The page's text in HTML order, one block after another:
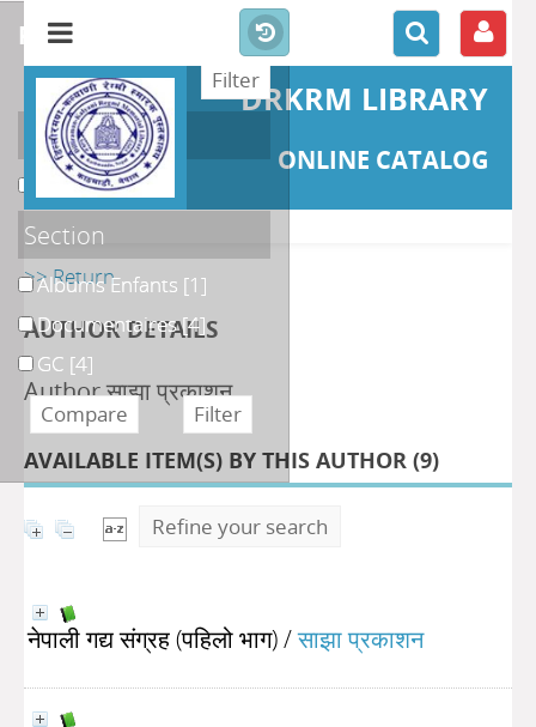
DRKRM LIBRARY
ONLINE CATALOG
>> Return
AUTHOR DETAILS
Author साझा प्रकाशन
AVAILABLE ITEM(S) BY THIS AUTHOR (9)
Refine your search
नेपाली गद्य संग्रह (पहिलो भाग)/साझा प्रकाशन
refine or compare
Localisation
DKRML[8]
Section
Albums Enfants [1]
Documentaires[4]
GC [4]